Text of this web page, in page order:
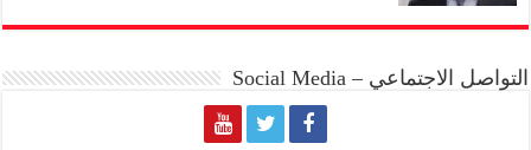
التواصل الاجتماعي – Social Media